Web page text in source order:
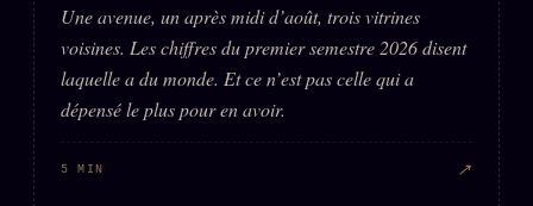
Une avenue, un après midi d’août, trois vitrines
voisines. Les chiffres du premier semestre 2026 disent
laquelle a du monde. Et ce n’est pas celle qui a
dépensé le plus pour en avoir.
5 MIN ↗